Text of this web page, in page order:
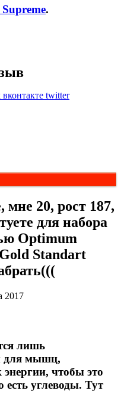
.
вконтакте twitter
мне 20, рост 187,
для набора
Optimum
Standart
2017
лишь
для мышц,
чтобы это
есть углеводы. Тут